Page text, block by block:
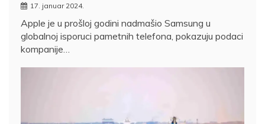
17. januar 2024.
Apple je u prošloj godini nadmašio Samsung u
globalnoj isporuci pametnih telefona, pokazuju podaci
kompanije…